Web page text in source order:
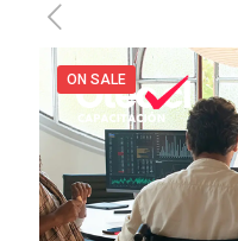
ON SALE